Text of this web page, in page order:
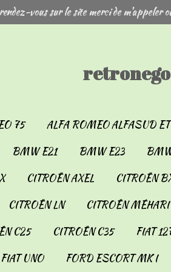
vous sur le site merci de m'appeler
75 ALFA ROMEO ALFASUD
BMW E21 BMW E23
CITROËN AXEL CITROËN
CITROËN LN CITROËN MÉHARI
C25 CITROËN C35 FIAT
FIAT UNO FORD ESCORT MK I